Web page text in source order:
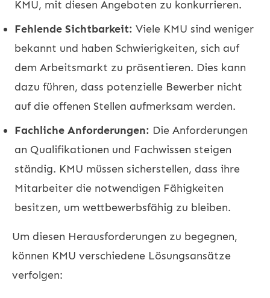
KMU, mit diesen Angeboten zu konkurrieren.
Fehlende Sichtbarkeit: Viele KMU sind weniger
bekannt und haben Schwierigkeiten, sich auf
dem Arbeitsmarkt zu präsentieren. Dies kann
dazu führen, dass potenzielle Bewerber nicht
auf die offenen Stellen aufmerksam werden.
Fachliche Anforderungen: Die Anforderungen
an Qualifikationen und Fachwissen steigen
ständig. KMU müssen sicherstellen, dass ihre
Mitarbeiter die notwendigen Fähigkeiten
besitzen, um wettbewerbsfähig zu bleiben.
Um diesen Herausforderungen zu begegnen,
können KMU verschiedene Lösungsansätze
verfolgen: